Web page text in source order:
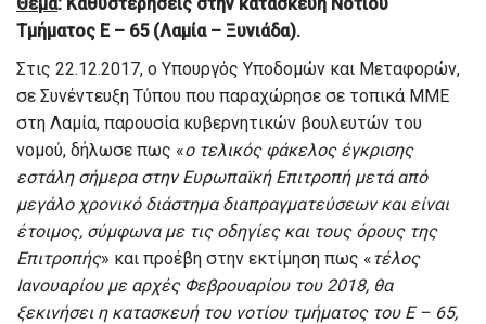
Τμήματος Ε – 65 (Λαμία – Ξυνιάδα).
Στις 22.12.2017, ο Υπουργός Υποδομών και Μεταφορών,
σε Συνέντευξη Τύπου που παραχώρησε σε τοπικά ΜΜΕ
στη Λαμία, παρουσία κυβερνητικών βουλευτών του
νομού, δήλωσε πως «ο τελικός φάκελος έγκρισης
εστάλη σήμερα στην Ευρωπαϊκή Επιτροπή μετά από
μεγάλο χρονικό διάστημα διαπραγματεύσεων και είναι
έτοιμος, σύμφωνα με τις οδηγίες και τους όρους της
Επιτροπής» και προέβη στην εκτίμηση πως «τέλος
Ιανουαρίου με αρχές Φεβρουαρίου του 2018, θα
ξεκινήσει η κατασκευή του νοτίου τμήματος του Ε – 65,